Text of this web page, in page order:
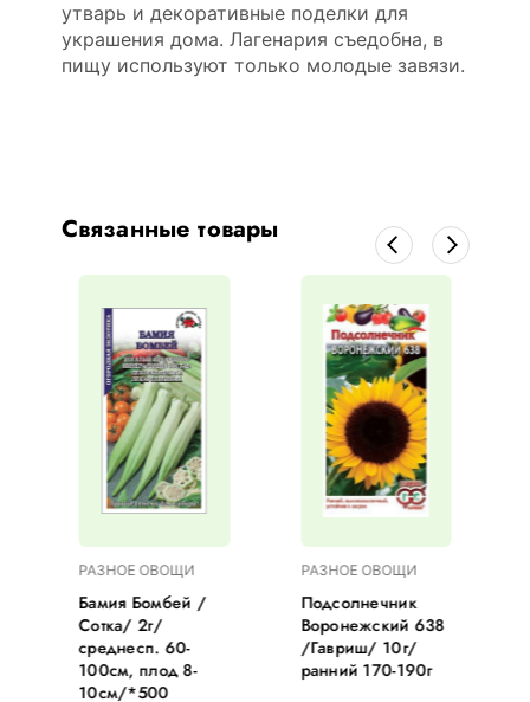
утварь и декоративные поделки для
украшения дома. Лагенария съедобна, в
пищу используют только молодые завязи.
Связанные товары
РАЗНОЕ ОВОЩИ
Бамия Бомбей /
Сотка/ 2г/
среднесп. 60-
100см, плод 8-
10см/*500
РАЗНОЕ ОВОЩИ
Подсолнечник
Воронежский 638
/Гавриш/ 10г/
ранний 170-190г